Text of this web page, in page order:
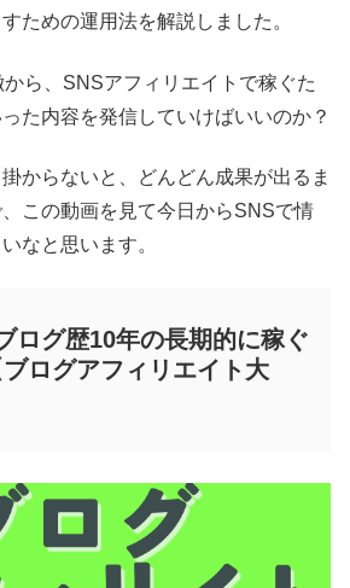
ための運用法を解説しました。
ら、SNSアフィリエイトで稼ぐた
た内容を発信していけばいいのか？
からないと、どんどん成果が出るま
この動画を見て今日からSNSで情
なと思います。
グ歴10年の長期的に稼ぐ
ログアフィリエイト大